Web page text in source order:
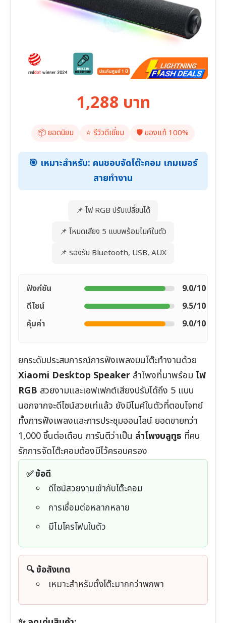
1,288 บาท
📦 ยอดนิยม ⭐️ รีวิวดีเยี่ยม 🛡️ ของแท้ 100%
🎯 เหมาะสำหรับ: คนชอบจัดโต๊ะคอม เกมเมอร์
สายทำงาน
📌 ไฟ RGB ปรับเปลี่ยนได้
📌 โหมดเสียง 5 แบบพร้อมไมค์ในตัว
📌 รองรับ Bluetooth, USB, AUX
ฟังก์ชัน
9.0/10
ดีไซน์
9.5/10
คุ้มค่า
9.0/10
ยกระดับประสบการณ์การฟังเพลงบนโต๊ะทำงานด้วย
Xiaomi Desktop Speaker ลำโพงที่มาพร้อม ไฟ
RGB สวยงามและเอฟเฟกต์เสียงปรับได้ถึง 5 แบบ
นอกจากจะดีไซน์สวยเท่แล้ว ยังมีไมค์ในตัวที่ตอบโจทย์
ทั้งการฟังเพลงและการประชุมออนไลน์ ยอดขายกว่า
1,000 ชิ้นต่อเดือน การันตีว่าเป็น ลำโพงบลูทูธ ที่คน
รักการจัดโต๊ะคอมต้องมีไว้ครอบครอง
✅ ข้อดี
ดีไซน์สวยงามเข้ากับโต๊ะคอม
การเชื่อมต่อหลากหลาย
มีไมโครโฟนในตัว
🔍 ข้อสังเกต
เหมาะสำหรับตั้งโต๊ะมากกว่าพกพา